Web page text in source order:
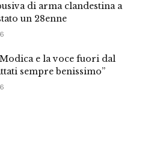
di arma clandestina a
un 28enne
e la voce fuori dal
sempre benissimo”